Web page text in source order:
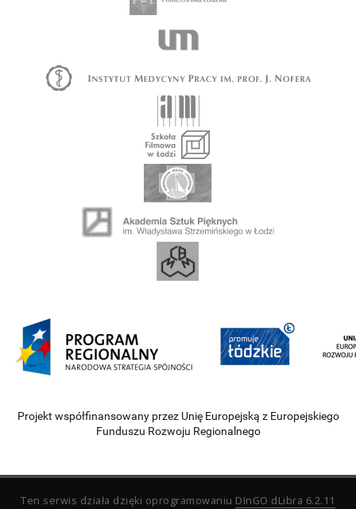
Projekt współfinansowany przez Unię Europejską z Europejskiego
Funduszu Rozwoju Regionalnego
Ten serwis działa dzięki oprogramowaniu DInGO dLibra 6.2.11